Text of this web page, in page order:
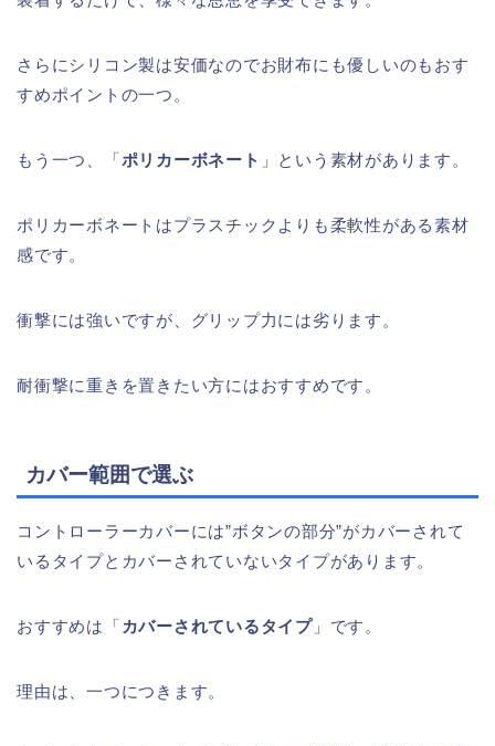
さらにシリコン製は安価なのでお財布にも優しいのもおす
すめポイントの一つ。
もう一つ、「ポリカーボネート 」という素材があります。
ポリカーボネートはプラスチックよりも柔軟性がある素材
感です。
衝撃には強いですが、グリップ力には劣ります。
耐衝撃に重きを置きたい方にはおすすめです。
カバー範囲で選ぶ
コントローラーカバーには”ボタンの部分”がカバーされて
いるタイプとカバーされていないタイプがあります。
おすすめは「 カバーされているタイプ」です。
理由は、一つにつきます。